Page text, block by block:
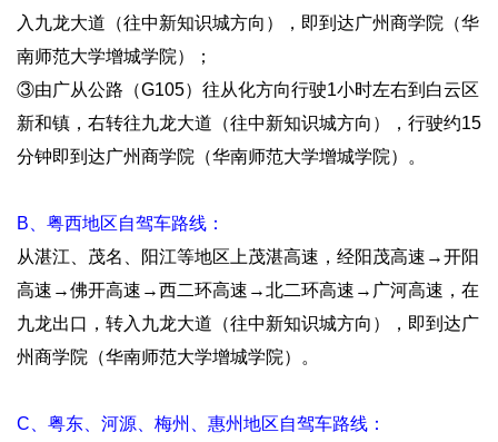
业
新
创
入九龙大道（往中新知识城方向），即到达广州商学院（华
南师范大学增城学院）；
③由广从公路（G105）往从化方向行驶1小时左右到白云区
新和镇，右转往九龙大道（往中新知识城方向），行驶约15
分钟即到达广州商学院（华南师范大学增城学院）。
B、粤西地区自驾车路线：
从湛江、茂名、阳江等地区上茂湛高速，经阳茂高速→开阳
高速→佛开高速→西二环高速→北二环高速→广河高速，在
九龙出口，转入九龙大道（往中新知识城方向），即到达广
州商学院（华南师范大学增城学院）。
C、粤东、河源、梅州、惠州地区自驾车路线：